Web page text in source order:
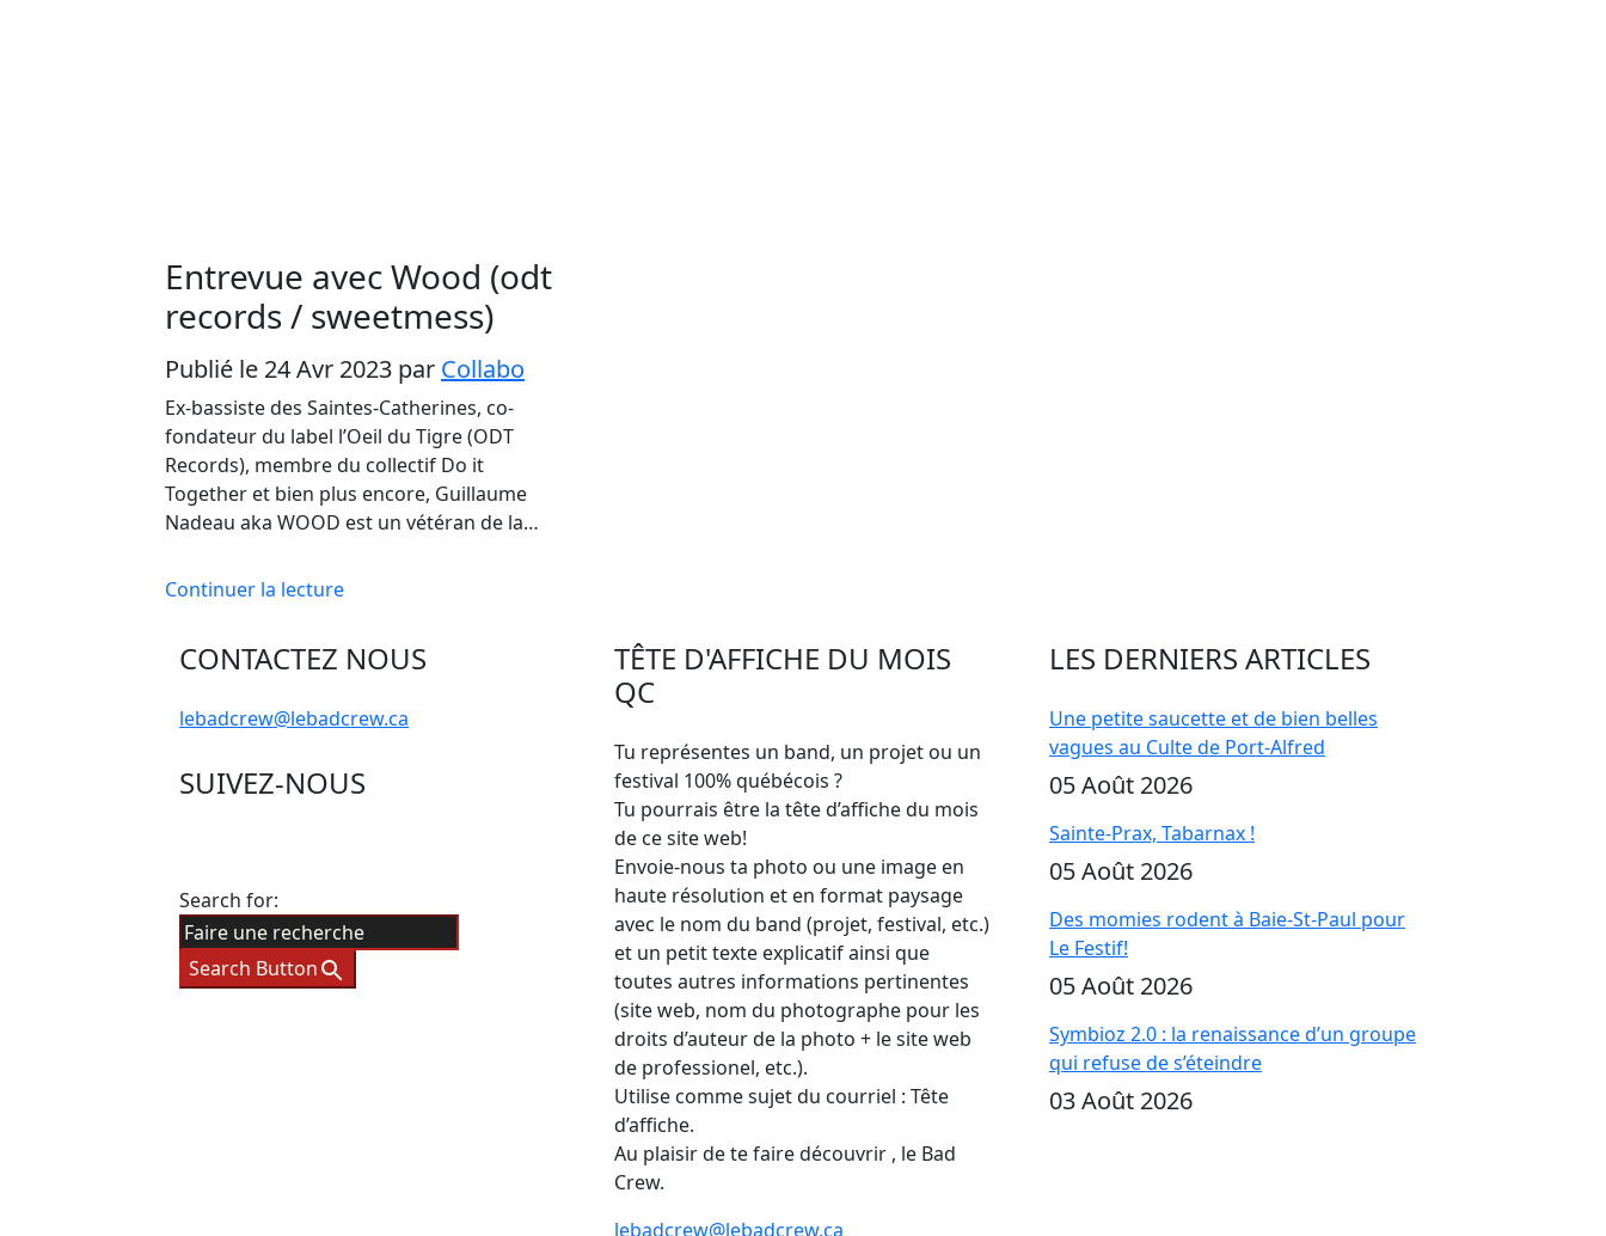
Entrevue avec Wood (odt
records / sweetmess)
Publié le 24 Avr 2023 par Collabo
Ex-bassiste des Saintes-Catherines, co-
fondateur du label l’Oeil du Tigre (ODT
Records), membre du collectif Do it
Together et bien plus encore, Guillaume
Nadeau aka WOOD est un vétéran de la…
Continuer la lecture
CONTACTEZ NOUS
lebadcrew@lebadcrew.ca
SUIVEZ-NOUS
Search for:
Search Button
TÊTE D'AFFICHE DU MOIS
QC
Tu représentes un band, un projet ou un
festival 100% québécois ?
Tu pourrais être la tête d’affiche du mois
de ce site web!
Envoie-nous ta photo ou une image en
haute résolution et en format paysage
avec le nom du band (projet, festival, etc.)
et un petit texte explicatif ainsi que
toutes autres informations pertinentes
(site web, nom du photographe pour les
droits d’auteur de la photo + le site web
de professionel, etc.).
Utilise comme sujet du courriel : Tête
d’affiche.
Au plaisir de te faire découvrir , le Bad
Crew.
lebadcrew@lebadcrew.ca
LES DERNIERS ARTICLES
Une petite saucette et de bien belles
vagues au Culte de Port-Alfred
05 Août 2026
Sainte-Prax, Tabarnax !
05 Août 2026
Des momies rodent à Baie-St-Paul pour
Le Festif!
05 Août 2026
Symbioz 2.0 : la renaissance d’un groupe
qui refuse de s’éteindre
03 Août 2026